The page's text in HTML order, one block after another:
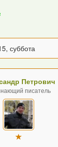
суббота
Петрович
писатель